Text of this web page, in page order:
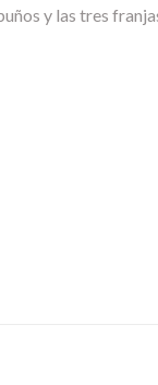
y las tres